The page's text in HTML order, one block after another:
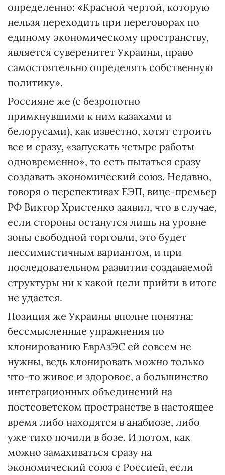
определенно: «Красной чертой, которую
нельзя переходить при переговорах по
единому экономическому пространству,
является суверенитет Украины, право
самостоятельно определять собственную
политику».
Россияне же (с безропотно
примкнувшими к ним казахами и
белорусами), как известно, хотят строить
все и сразу, «запускать четыре работы
одновременно», то есть пытаться сразу
создавать экономический союз. Недавно,
говоря о перспективах ЕЭП, вице-премьер
РФ Виктор Христенко заявил, что в случае,
если стороны останутся лишь на уровне
зоны свободной торговли, это будет
пессимистичным вариантом, и при
последовательном развитии создаваемой
структуры ни к какой цели прийти в итоге
не удастся.
Позиция же Украины вполне понятна:
бессмысленные упражнения по
клонированию ЕврАзЭС ей совсем не
нужны, ведь клонировать можно только
что-то живое и здоровое, а большинство
интеграционных объединений на
постсоветском пространстве в настоящее
время либо находятся в анабиозе, либо
уже тихо почили в бозе. И потом, как
можно замахиваться сразу на
экономический союз с Россией, если